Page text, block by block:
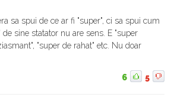
sa spui de ce ar fi "super", ci sa spui cum
de sine statator nu are sens. E "super
"super de rahat" etc. Nu doar
6 5